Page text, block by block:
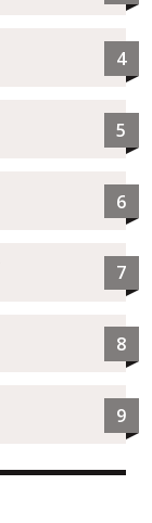
4
5
6
7
8
9